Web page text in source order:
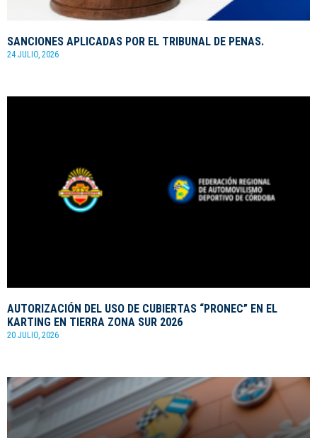
SANCIONES APLICADAS POR EL TRIBUNAL DE PENAS.
24 JULIO, 2026
AUTORIZACIÓN DEL USO DE CUBIERTAS “PRONEC” EN EL
KARTING EN TIERRA ZONA SUR 2026
20 JULIO, 2026